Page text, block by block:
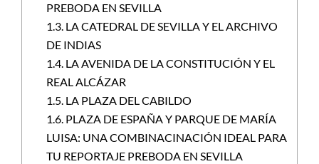
PREBODA EN SEVILLA
1.3. LA CATEDRAL DE SEVILLA Y EL ARCHIVO
DE INDIAS
1.4. LA AVENIDA DE LA CONSTITUCIÓN Y EL
REAL ALCÁZAR
1.5. LA PLAZA DEL CABILDO
1.6. PLAZA DE ESPAÑA Y PARQUE DE MARÍA
LUISA: UNA COMBINACINACIÓN IDEAL PARA
TU REPORTAJE PREBODA EN SEVILLA